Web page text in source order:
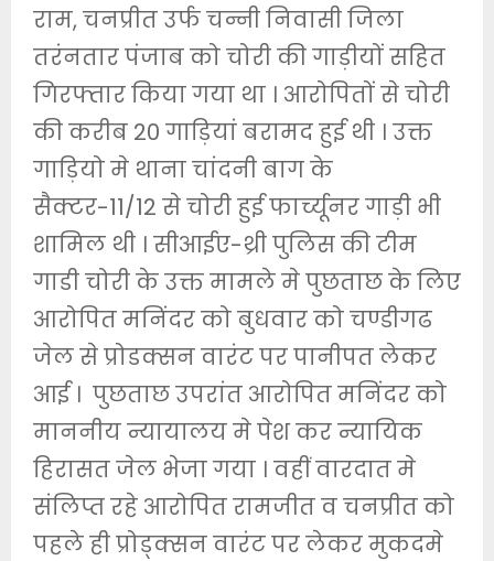
राम, चनप्रीत उर्फ चन्नी निवासी जिला
तरंनतार पंजाब को चोरी की गाड़ीयों सहित
गिरफ्तार किया गया था । आरोपितों से चोरी
की करीब 20 गाड़ियां बरामद हुई थी । उक्त
गाड़ियो मे थाना चांदनी बाग के
सैक्टर-11/12 से चोरी हुई फार्च्यूनर गाड़ी भी
शामिल थी । सीआईए-थ्री पुलिस की टीम
गाडी चोरी के उक्त मामले मे पुछताछ के लिए
आरोपित मनिंदर को बुधवार को चण्डीगढ
जेल से प्रोडक्सन वारंट पर पानीपत लेकर
आई । पुछताछ उपरांत आरोपित मनिंदर को
माननीय न्यायालय मे पेश कर न्यायिक
हिरासत जेल भेजा गया । वहीं वारदात मे
संलिप्त रहे आरोपित रामजीत व चनप्रीत को
पहले ही प्रोड्क्सन वारंट पर लेकर मुकदमे